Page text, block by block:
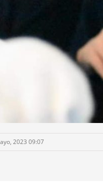
2023 09:07